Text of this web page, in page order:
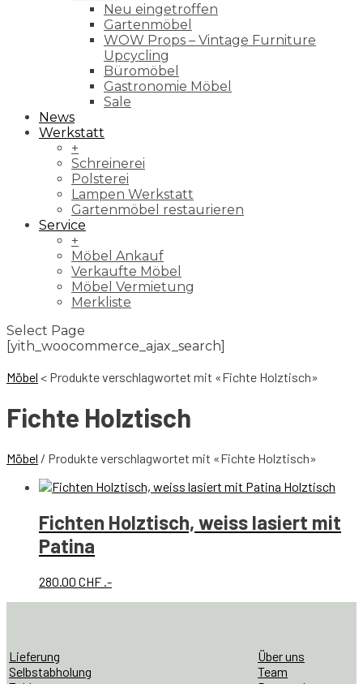
Neu eingetroffen
Gartenmöbel
WOW Props – Vintage Furniture
Upcycling
Büromöbel
Gastronomie Möbel
Sale
News
Werkstatt
+
Schreinerei
Polsterei
Lampen Werkstatt
Gartenmöbel restaurieren
Service
+
Möbel Ankauf
Verkaufte Möbel
Möbel Vermietung
Merkliste
Select Page
[yith_woocommerce_ajax_search]
Möbel < Produkte verschlagwortet mit «Fichte Holztisch»
Fichte Holztisch
Möbel / Produkte verschlagwortet mit «Fichte Holztisch»
Fichten Holztisch, weiss lasiert mit
Patina
280.00 CHF .-
Lieferung
Selbstabholung
Über uns
Team